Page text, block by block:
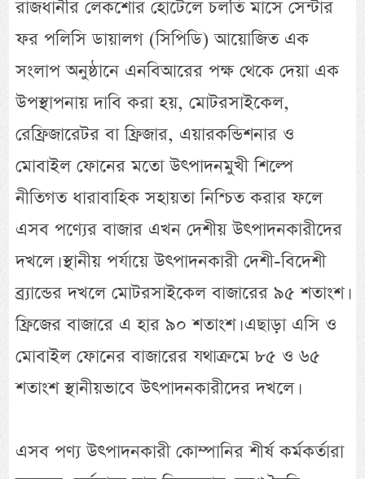
রাজধানীর লেকশোর হোটেলে চলতি মাসে সেন্টার
ফর পলিসি ডায়ালগ (সিপিডি) আয়োজিত এক
সংলাপ অনুষ্ঠানে এনবিআরের পক্ষ থেকে দেয়া এক
উপস্থাপনায় দাবি করা হয়, মোটরসাইকেল,
রেফ্রিজারেটর বা ফ্রিজার, এয়ারকন্ডিশনার ও
মোবাইল ফোনের মতো উৎপাদনমুখী শিল্পে
নীতিগত ধারাবাহিক সহায়তা নিশ্চিত করার ফলে
এসব পণ্যের বাজার এখন দেশীয় উৎপাদনকারীদের
দখলে। স্থানীয় পর্যায়ে উৎপাদনকারী দেশী-বিদেশী
ব্র্যান্ডের দখলে মোটরসাইকেল বাজারের ৯৫ শতাংশ।
ফ্রিজের বাজারে এ হার ৯০ শতাংশ। এছাড়া এসি ও
মোবাইল ফোনের বাজারের যথাক্রমে ৮৫ ও ৬৫
শতাংশ স্থানীয়ভাবে উৎপাদনকারীদের দখলে।
এসব পণ্য উৎপাদনকারী কোম্পানির শীর্ষ কর্মকর্তারা